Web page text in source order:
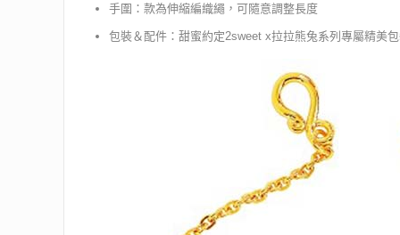
手圍：款為伸縮編織繩，可隨意調整長度
包裝＆配件：甜蜜約定2sweet x拉拉熊兔系列專屬精美